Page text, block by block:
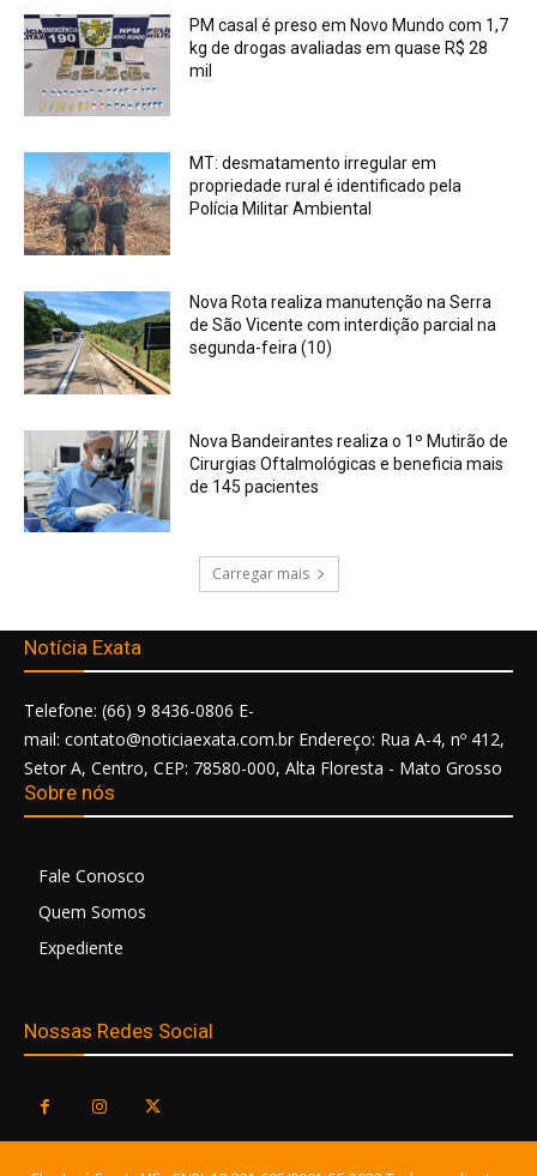
PM casal é preso em Novo Mundo com 1,7
kg de drogas avaliadas em quase R$ 28
mil
MT: desmatamento irregular em
propriedade rural é identificado pela
Polícia Militar Ambiental
Nova Rota realiza manutenção na Serra
de São Vicente com interdição parcial na
segunda-feira (10)
Nova Bandeirantes realiza o 1º Mutirão de
Cirurgias Oftalmológicas e beneficia mais
de 145 pacientes
Carregar mais
Notícia Exata
Telefone: (66) 9 8436-0806 E-
mail: contato@noticiaexata.com.br Endereço: Rua A-4, nº 412,
Setor A, Centro, CEP: 78580-000, Alta Floresta - Mato Grosso
Sobre nós
Fale Conosco
Quem Somos
Expediente
Nossas Redes Social